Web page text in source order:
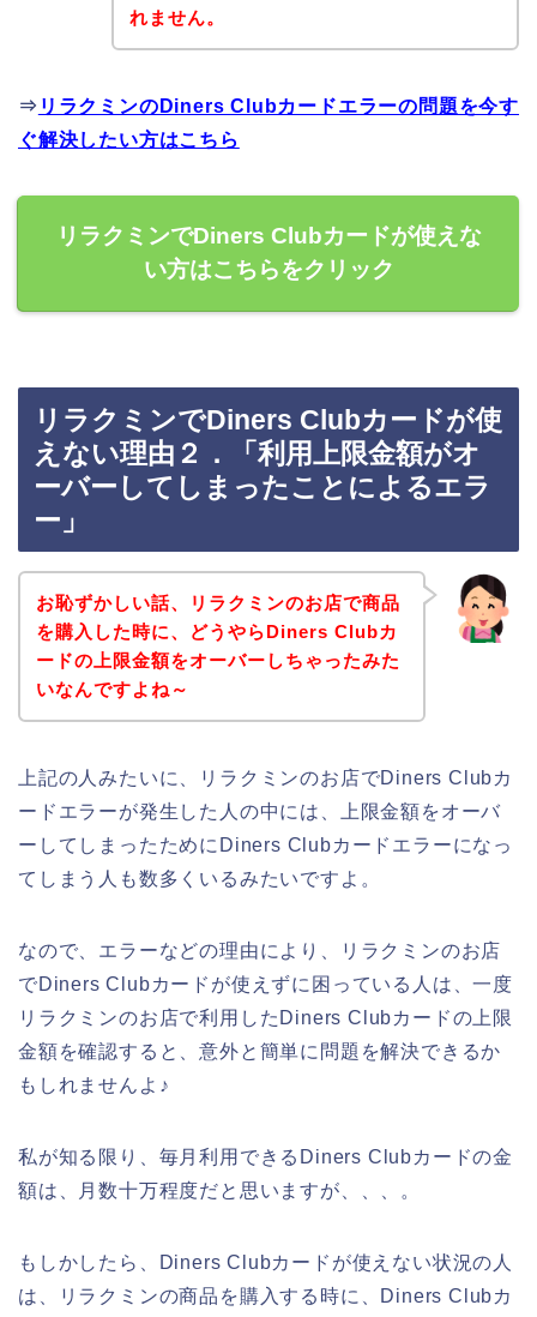
れません。
⇒ リラクミンのDiners Clubカードエラーの問題を今す
ぐ解決したい方はこちら
リラクミンでDiners Clubカードが使えな
い方はこちらをクリック
リラクミンでDiners Clubカードが使
えない理由２．「利用上限金額がオ
ーバーしてしまったことによるエラ
ー」
お恥ずかしい話、リラクミンのお店で商品
を購入した時に、どうやらDiners Clubカ
ードの上限金額をオーバーしちゃったみた
いなんですよね～
上記の人みたいに、リラクミンのお店でDiners Clubカ
ードエラーが発生した人の中には、上限金額をオーバ
ーしてしまったためにDiners Clubカードエラーになっ
てしまう人も数多くいるみたいですよ。
なので、エラーなどの理由により、リラクミンのお店
でDiners Clubカードが使えずに困っている人は、一度
リラクミンのお店で利用したDiners Clubカードの上限
金額を確認すると、意外と簡単に問題を解決できるか
もしれませんよ♪
私が知る限り、毎月利用できるDiners Clubカードの金
額は、月数十万程度だと思いますが、、、。
もしかしたら、Diners Clubカードが使えない状況の人
は、リラクミンの商品を購入する時に、Diners Clubカ